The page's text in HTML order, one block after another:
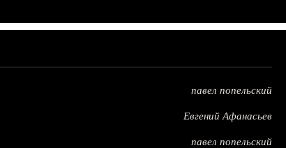
павел попельский
Евгений Афанасьев
павел попельский